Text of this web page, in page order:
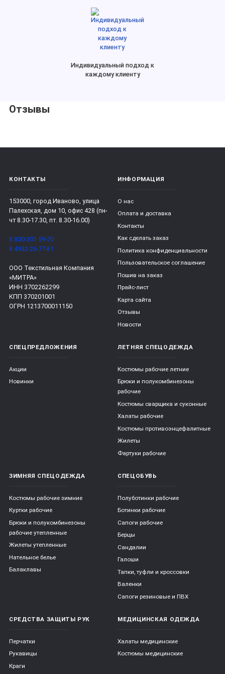
Индивидуальный подход к
каждому клиенту
Отзывы
КОНТАКТЫ
153000, город Иваново, улица
Палехская, дом 10, офис 428 (пн-
чт 8.30-17.30, пт. 8.30-16.00)
8 800-201-59-70
8 4932-26-77-81
ООО Текстильная Компания
«МИТРА»
ИНН 3702262299
КПП 370201001
ОГРН 1213700011150
ИНФОРМАЦИЯ
О нас
Оплата и доставка
Контакты
Как сделать заказ
Политика конфиденциальности
Пользовательское соглашение
Пошив на заказ
Прайс-лист
Карта сайта
Отзывы
Новости
СПЕЦПРЕДЛОЖЕНИЯ
Акции
Новинки
ЛЕТНЯЯ СПЕЦОДЕЖДА
Костюмы рабочие летние
Брюки и полукомбинезоны
рабочие
Костюмы сварщика и суконные
Халаты рабочие
Костюмы противоэнцефалитные
Жилеты
Фартуки рабочие
ЗИМНЯЯ СПЕЦОДЕЖДА
Костюмы рабочие зимние
Куртки рабочие
Брюки и полукомбинезоны
рабочие утепленные
Жилеты утепленные
Нательное белье
Балаклавы
СПЕЦОБУВЬ
Полуботинки рабочие
Ботинки рабочие
Сапоги рабочие
Берцы
Сандалии
Галоши
Тапки, туфли и кроссовки
Валенки
Сапоги резиновые и ПВХ
СРЕДСТВА ЗАЩИТЫ РУК
Перчатки
Рукавицы
Краги
МЕДИЦИНСКАЯ ОДЕЖДА
Халаты медицинские
Костюмы медицинские